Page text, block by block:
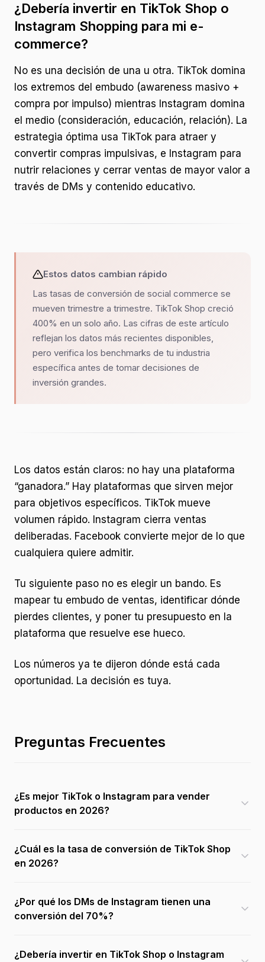
¿Debería invertir en TikTok Shop o
Instagram Shopping para mi e-
commerce?
No es una decisión de una u otra. TikTok domina
los extremos del embudo (awareness masivo +
compra por impulso) mientras Instagram domina
el medio (consideración, educación, relación). La
estrategia óptima usa TikTok para atraer y
convertir compras impulsivas, e Instagram para
nutrir relaciones y cerrar ventas de mayor valor a
través de DMs y contenido educativo.
Estos datos cambian rápido
Las tasas de conversión de social commerce se
mueven trimestre a trimestre. TikTok Shop creció
400% en un solo año. Las cifras de este artículo
reflejan los datos más recientes disponibles,
pero verifica los benchmarks de tu industria
específica antes de tomar decisiones de
inversión grandes.
Los datos están claros: no hay una plataforma
“ganadora.” Hay plataformas que sirven mejor
para objetivos específicos. TikTok mueve
volumen rápido. Instagram cierra ventas
deliberadas. Facebook convierte mejor de lo que
cualquiera quiere admitir.
Tu siguiente paso no es elegir un bando. Es
mapear tu embudo de ventas, identificar dónde
pierdes clientes, y poner tu presupuesto en la
plataforma que resuelve ese hueco.
Los números ya te dijeron dónde está cada
oportunidad. La decisión es tuya.
Preguntas Frecuentes
¿Es mejor TikTok o Instagram para vender
productos en 2026?
¿Cuál es la tasa de conversión de TikTok Shop
en 2026?
¿Por qué los DMs de Instagram tienen una
conversión del 70%?
¿Debería invertir en TikTok Shop o Instagram